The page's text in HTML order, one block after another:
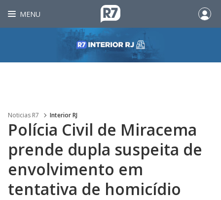
MENU
Noticias R7 Interior RJ
Polícia Civil de Miracema
prende dupla suspeita de
envolvimento em
tentativa de homicídio